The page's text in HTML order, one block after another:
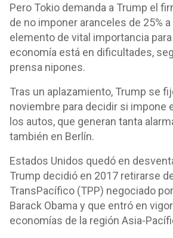
Pero Tokio demanda a Trump el
de no imponer aranceles de 25%
elemento de vital importancia
economía está en dificultades,
prensa nipones.
Tras un aplazamiento, Trump se
noviembre para decidir si impone
los autos, que generan tanta
también en Berlín.
Estados Unidos quedó en
Trump decidió en 2017 retirarse
TransPacífico (TPP) negociado
Barack Obama y que entró en
economías de la región Asia-